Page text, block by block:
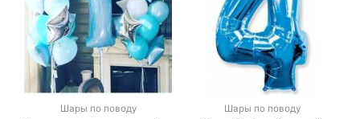
Шары по поводу Шары по поводу